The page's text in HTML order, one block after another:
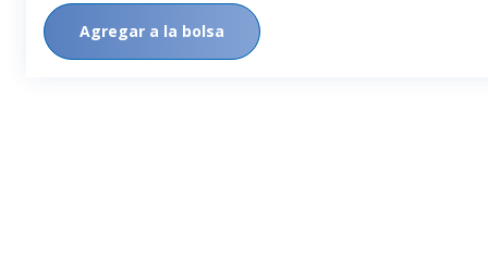
Agregar a la bolsa